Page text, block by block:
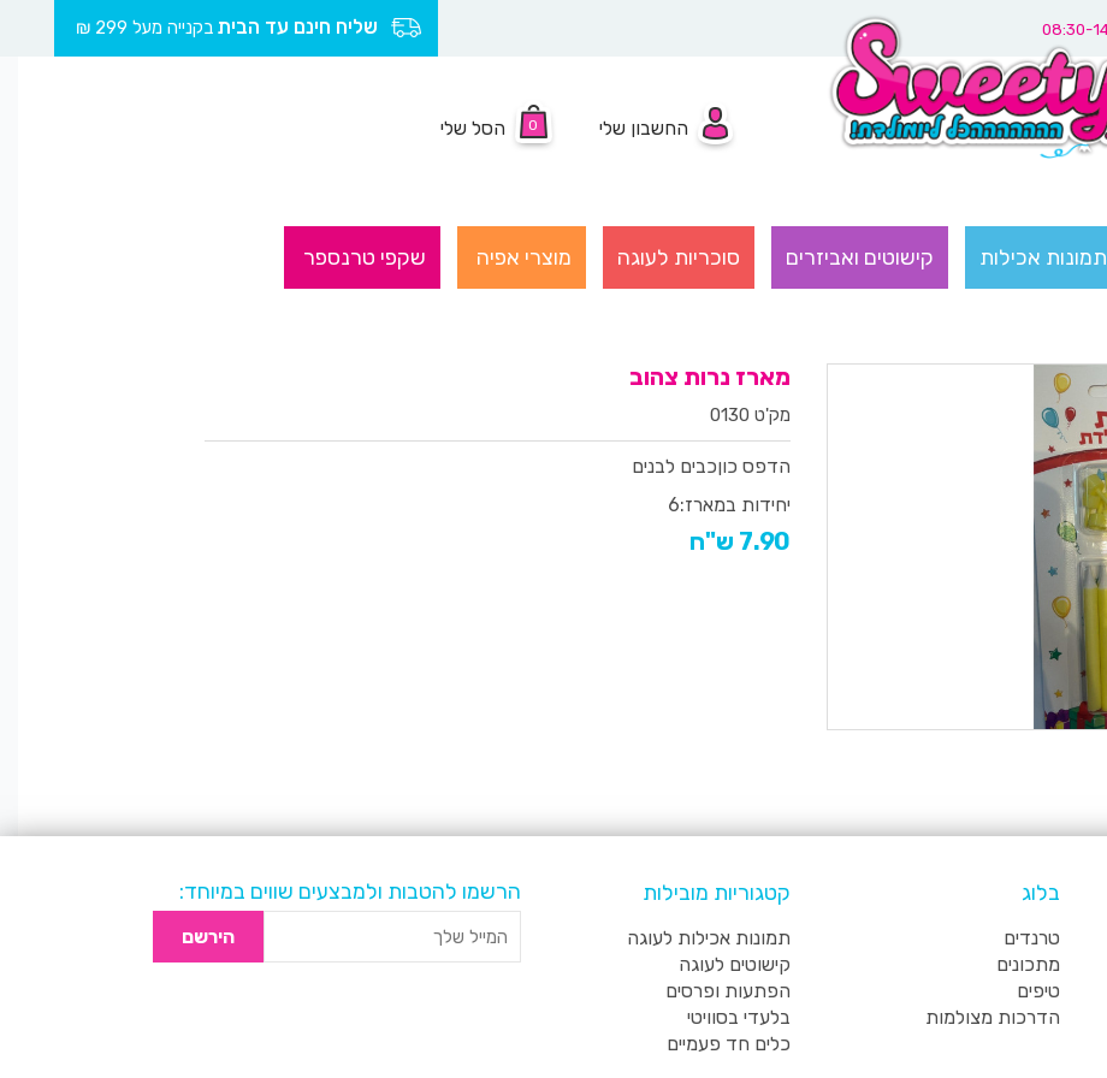
שליח חינם עד הבית בקנייה מעל 299 ₪
החשבון שלי 0 הסל שלי
תמונות אכילות קישוטים ואביזרים סוכריות לעוגה מוצרי אפיה שקפי טרנספר
מארז נרות צהוב
מק'ט 0130
הדפס כוןכבים לבנים
יחידות במארז:6
7.90 ש"ח
בלוג
טרנדים
מתכונים
טיפים
הדרכות מצולמות
קטגוריות מובילות
תמונות אכילות לעוגה
קישוטים לעוגה
הפתעות ופרסים
בלעדי בסוויטי
כלים חד פעמיים
הרשמו להטבות ולמבצעים שווים במיוחד:
הירשם